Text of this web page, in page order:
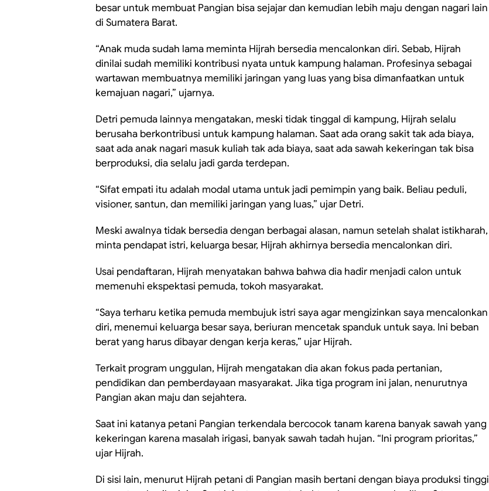
besar untuk membuat Pangian bisa sejajar dan kemudian lebih maju dengan nagari lain
di Sumatera Barat.
“Anak muda sudah lama meminta Hijrah bersedia mencalonkan diri. Sebab, Hijrah
dinilai sudah memiliki kontribusi nyata untuk kampung halaman. Profesinya sebagai
wartawan membuatnya memiliki jaringan yang luas yang bisa dimanfaatkan untuk
kemajuan nagari,” ujarnya.
Detri pemuda lainnya mengatakan, meski tidak tinggal di kampung, Hijrah selalu
berusaha berkontribusi untuk kampung halaman. Saat ada orang sakit tak ada biaya,
saat ada anak nagari masuk kuliah tak ada biaya, saat ada sawah kekeringan tak bisa
berproduksi, dia selalu jadi garda terdepan.
“Sifat empati itu adalah modal utama untuk jadi pemimpin yang baik. Beliau peduli,
visioner, santun, dan memiliki jaringan yang luas,” ujar Detri.
Meski awalnya tidak bersedia dengan berbagai alasan, namun setelah shalat istikharah,
minta pendapat istri, keluarga besar, Hijrah akhirnya bersedia mencalonkan diri.
Usai pendaftaran, Hijrah menyatakan bahwa bahwa dia hadir menjadi calon untuk
memenuhi ekspektasi pemuda, tokoh masyarakat.
“Saya terharu ketika pemuda membujuk istri saya agar mengizinkan saya mencalonkan
diri, menemui keluarga besar saya, beriuran mencetak spanduk untuk saya. Ini beban
berat yang harus dibayar dengan kerja keras,” ujar Hijrah.
Terkait program unggulan, Hijrah mengatakan dia akan fokus pada pertanian,
pendidikan dan pemberdayaan masyarakat. Jika tiga program ini jalan, nenurutnya
Pangian akan maju dan sejahtera.
Saat ini katanya petani Pangian terkendala bercocok tanam karena banyak sawah yang
kekeringan karena masalah irigasi, banyak sawah tadah hujan. “Ini program prioritas,”
ujar Hijrah.
Di sisi lain, menurut Hijrah petani di Pangian masih bertani dengan biaya produksi tinggi